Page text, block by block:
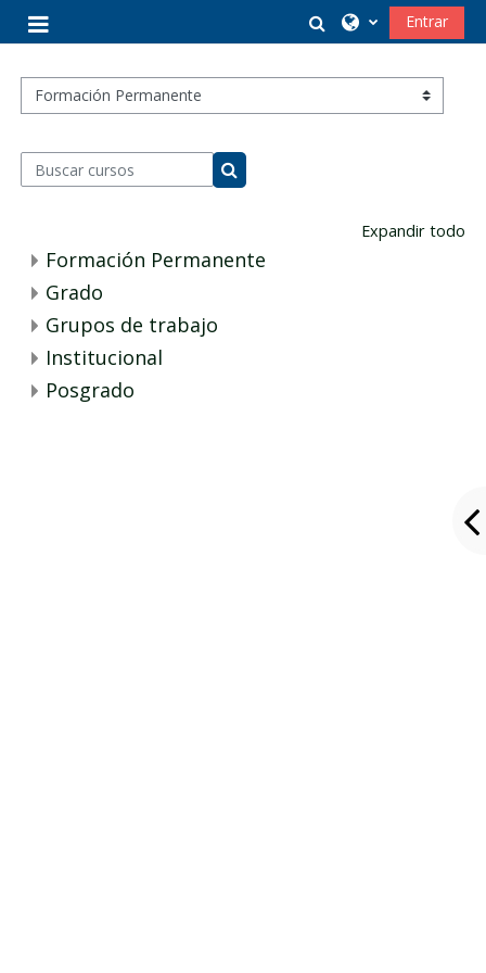
Panel lateral
Selector de
Entrar
Categorías
Buscar cursos
Buscar cursos
Expandir todo
Formación Permanente
Grado
Grupos de trabajo
Institucional
Posgrado